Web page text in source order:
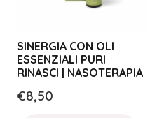
SINERGIA CON OLI
ESSENZIALI PURI
RINASCI | NASOTERAPIA
€8,50